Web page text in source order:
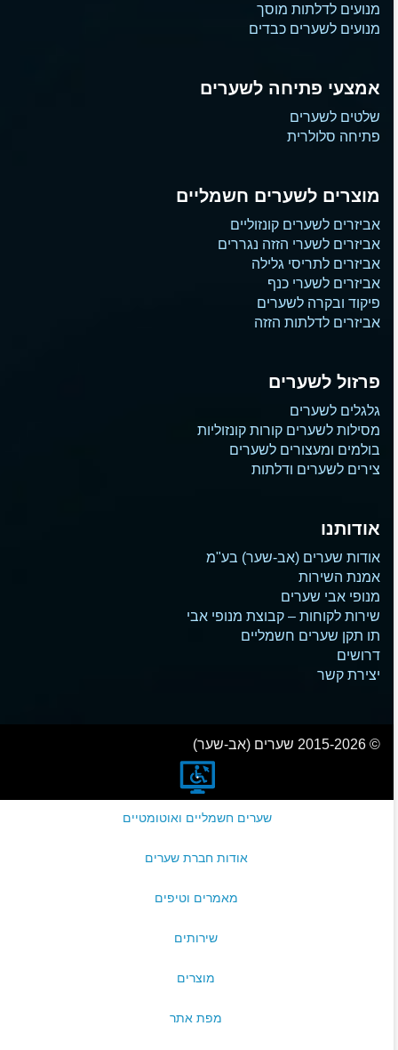
מנועים לדלתות מוסך
מנועים לשערים כבדים
אמצעי פתיחה לשערים
שלטים לשערים
פתיחה סלולרית
מוצרים לשערים חשמליים
אביזרים לשערים קונזוליים
אביזרים לשערי הזזה נגררים
אביזרים לתריסי גלילה
אביזרים לשערי כנף
פיקוד ובקרה לשערים
אביזרים לדלתות הזזה
פרזול לשערים
גלגלים לשערים
מסילות לשערים קורות קונזוליות
בולמים ומעצורים לשערים
צירים לשערים ודלתות
אודותנו
אודות שערים (אב-שער) בע"מ
אמנת השירות
מנופי אבי שערים
שירות לקוחות – קבוצת מנופי אבי
תו תקן שערים חשמליים
דרושים
יצירת קשר
© 2015-2026 שערים (אב-שער)
שערים חשמליים ואוטומטיים
אודות חברת שערים
מאמרים וטיפים
שירותים
מוצרים
מפת אתר